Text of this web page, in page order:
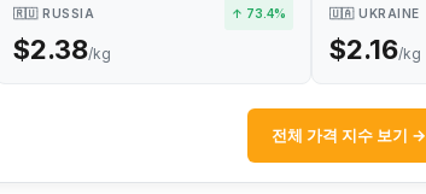
🇷🇺 RUSSIA ↑ 73.4%
$2.38/kg
🇺🇦 UKRAINE
$2.16/kg
전체 가격 지수 보기 →